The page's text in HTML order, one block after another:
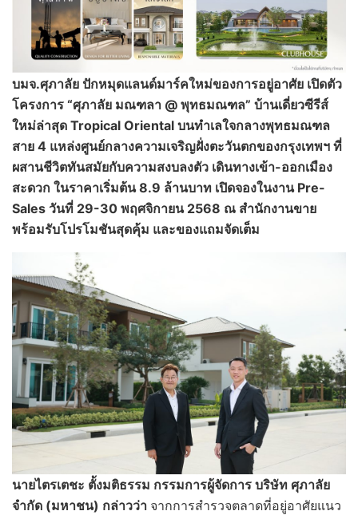
บมจ.ศุภาลัย ปักหมุดแลนด์มาร์คใหม่ของการอยู่อาศัย เปิดตัว
โครงการ “ศุภาลัย มณฑลา @ พุทธมณฑล” บ้านเดี่ยวซีรีส์
ใหม่ล่าสุด Tropical Oriental บนทำเลใจกลางพุทธมณฑล
สาย 4 แหล่งศูนย์กลางความเจริญฝั่งตะวันตกของกรุงเทพฯ ที่
ผสานชีวิตทันสมัยกับความสงบลงตัว เดินทางเข้า-ออกเมือง
สะดวก ในราคาเริ่มต้น 8.9 ล้านบาท เปิดจองในงาน Pre-
Sales วันที่ 29-30 พฤศจิกายน 2568 ณ สำนักงานขาย
พร้อมรับโปรโมชันสุดคุ้ม และของแถมจัดเต็ม
นายไตรเตชะ ตั้งมติธรรม กรรมการผู้จัดการ บริษัท ศุภาลัย
จำกัด (มหาชน) กล่าวว่า จากการสำรวจตลาดที่อยู่อาศัยแนว